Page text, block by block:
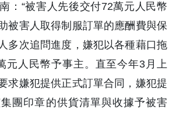
：“被害人先後交付72萬元人民幣
被害人取得制服訂單的應酬費與保
多次追問進度，嫌犯以各種藉口拖
元人民幣予事主。直至今年3月上
求嫌犯提供正式訂單合同，嫌犯提
團印章的供貨清單與收據予被害